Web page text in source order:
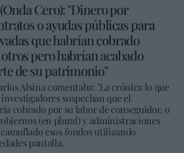
Cero): "Dinero por
o ayudas públicas para
que habrían cobrado
pero habrían acabado
de su patrimonio"
Alsina comentaba: "La crónica lo que
sospechan que el
cobrado por su labor de conseguidor, o
(en plural) y administraciones
esos fondos utilizando
pantalla.